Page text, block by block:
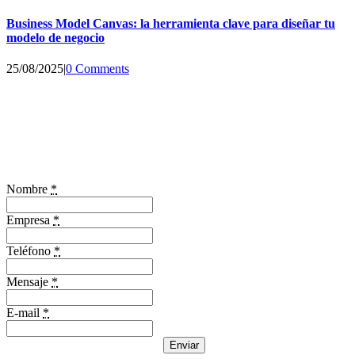
Business Model Canvas: la herramienta clave para diseñar tu
modelo de negocio
25/08/2025|0 Comments
Nombre *
Empresa *
Teléfono *
Mensaje *
E-mail *
Enviar